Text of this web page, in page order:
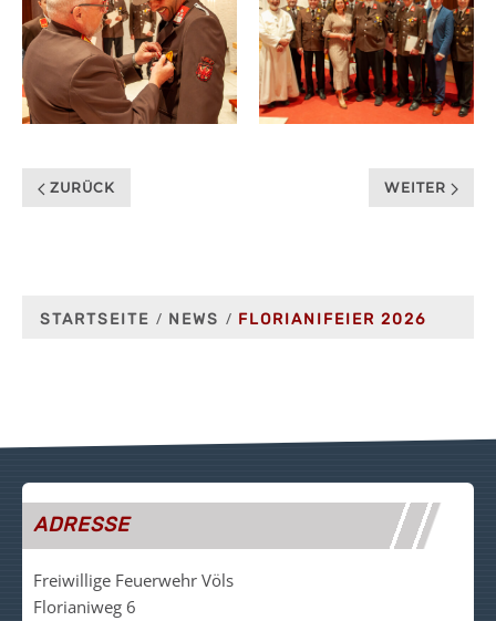
ZURÜCK WEITER
STARTSEITE NEWS FLORIANIFEIER 2026
ADRESSE
Freiwillige Feuerwehr Völs
Florianiweg 6